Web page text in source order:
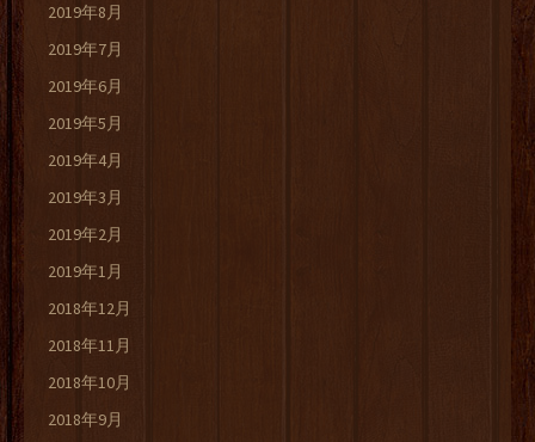
2019年8月
2019年7月
2019年6月
2019年5月
2019年4月
2019年3月
2019年2月
2019年1月
2018年12月
2018年11月
2018年10月
2018年9月